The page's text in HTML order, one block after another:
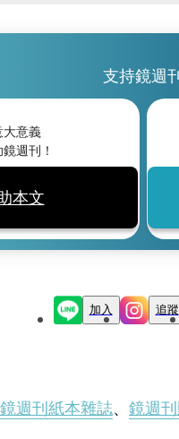
支持鏡週
意義
週刊！
本文
加入 追蹤
鏡週刊紙本雜誌、 鏡週